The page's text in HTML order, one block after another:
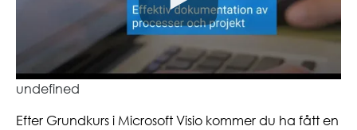
undefined
Efter Grundkurs i Microsoft Visio kommer du ha fått en